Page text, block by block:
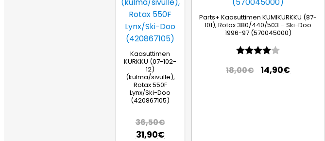
Kaasuttimen
KURKKU (07-102-
12)
(kulma/sivulle),
Rotax 550F
Lynx/Ski-Doo
(420867105)
36,50€
31,90€
Parts+ Kaasuttimen KUMIKURKKU (87-
101), Rotax 380/440/503 – Ski-Doo
1996-97 (570045000)
Arvio:
18,00€ 14,90€